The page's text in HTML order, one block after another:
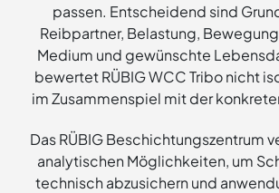
passen. Entscheidend sind
Reibpartner, Belastung,
Medium und gewünschte
bewertet RÜBIG WCC Tribo nicht
im Zusammenspiel mit der
Das RÜBIG Beschichtungszentrum
analytischen Möglichkeiten, um
technisch abzusichern und